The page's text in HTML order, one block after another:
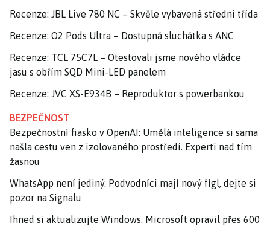
Recenze: JBL Live 780 NC – Skvěle vybavená střední třída
Recenze: O2 Pods Ultra – Dostupná sluchátka s ANC
Recenze: TCL 75C7L – Otestovali jsme nového vládce
jasu s obřím SQD Mini-LED panelem
Recenze: JVC XS-E934B – Reproduktor s powerbankou
BEZPEČNOST
Bezpečnostní fiasko v OpenAI: Umělá inteligence si sama
našla cestu ven z izolovaného prostředí. Experti nad tím
žasnou
WhatsApp není jediný. Podvodníci mají nový fígl, dejte si
pozor na Signalu
Ihned si aktualizujte Windows. Microsoft opravil přes 600